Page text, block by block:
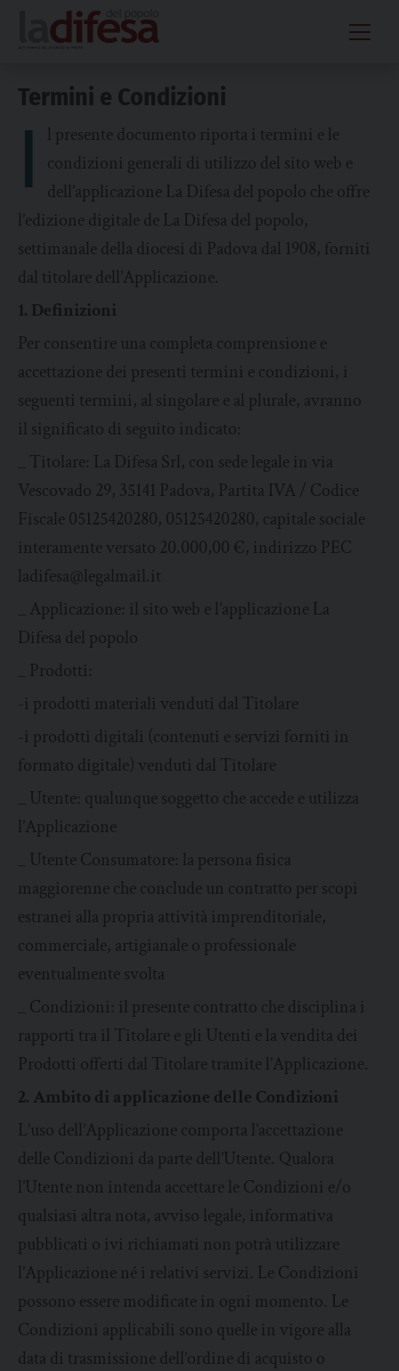
content
Termini e Condizioni
I
l presente documento riporta i termini e le
condizioni generali di utilizzo del sito web e
dell’applicazione La Difesa del popolo che offre
l’edizione digitale de La Difesa del popolo,
settimanale della diocesi di Padova dal 1908, forniti
dal titolare dell’Applicazione.
1. Definizioni
Per consentire una completa comprensione e
accettazione dei presenti termini e condizioni, i
seguenti termini, al singolare e al plurale, avranno
il significato di seguito indicato:
_ Titolare: La Difesa Srl, con sede legale in via
Vescovado 29, 35141 Padova, Partita IVA / Codice
Fiscale 05125420280, 05125420280, capitale sociale
interamente versato 20.000,00 €, indirizzo PEC
ladifesa@legalmail.it
_ Applicazione: il sito web e l’applicazione La
Difesa del popolo
_ Prodotti:
-i prodotti materiali venduti dal Titolare
-i prodotti digitali (contenuti e servizi forniti in
formato digitale) venduti dal Titolare
_ Utente: qualunque soggetto che accede e utilizza
l’Applicazione
_ Utente Consumatore: la persona fisica
maggiorenne che conclude un contratto per scopi
estranei alla propria attività imprenditoriale,
commerciale, artigianale o professionale
eventualmente svolta
_ Condizioni: il presente contratto che disciplina i
rapporti tra il Titolare e gli Utenti e la vendita dei
Prodotti offerti dal Titolare tramite l’Applicazione.
2. Ambito di applicazione delle Condizioni
L’uso dell’Applicazione comporta l’accettazione
delle Condizioni da parte dell’Utente. Qualora
l’Utente non intenda accettare le Condizioni e/o
qualsiasi altra nota, avviso legale, informativa
pubblicati o ivi richiamati non potrà utilizzare
l’Applicazione né i relativi servizi. Le Condizioni
possono essere modificate in ogni momento. Le
Condizioni applicabili sono quelle in vigore alla
data di trasmissione dell’ordine di acquisto o